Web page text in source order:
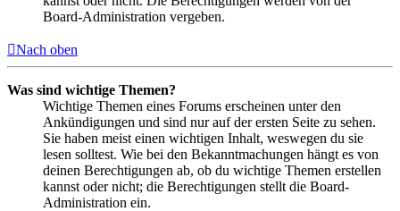
Board-Administration vergeben.
Nach oben
Was sind wichtige Themen?
Wichtige Themen eines Forums erscheinen unter den
Ankündigungen und sind nur auf der ersten Seite zu sehen.
Sie haben meist einen wichtigen Inhalt, weswegen du sie
lesen solltest. Wie bei den Bekanntmachungen hängt es von
deinen Berechtigungen ab, ob du wichtige Themen erstellen
kannst oder nicht; die Berechtigungen stellt die Board-
Administration ein.